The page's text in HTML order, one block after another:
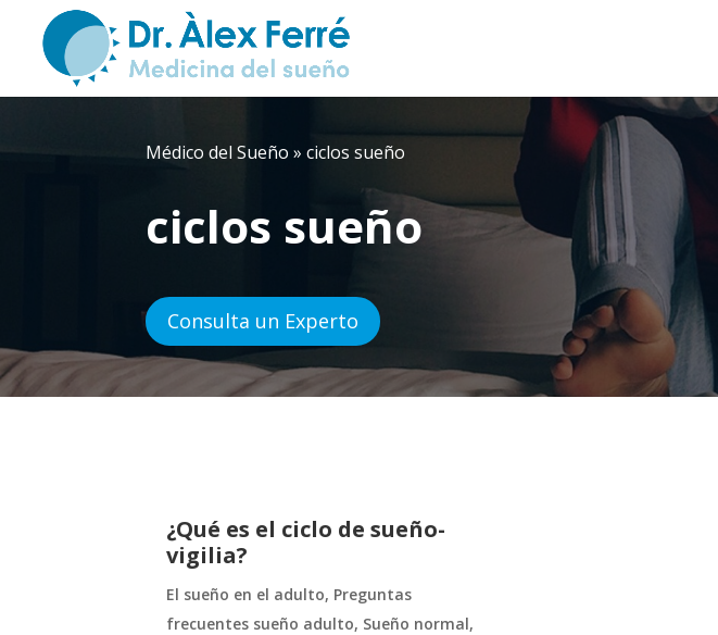
Médico del Sueño »ciclos sueño
ciclos sueño
Consulta un Experto
¿Qué es el ciclo de sueño-
vigilia?
El sueño en el adulto, Preguntas
frecuentes sueño adulto, Sueño normal,